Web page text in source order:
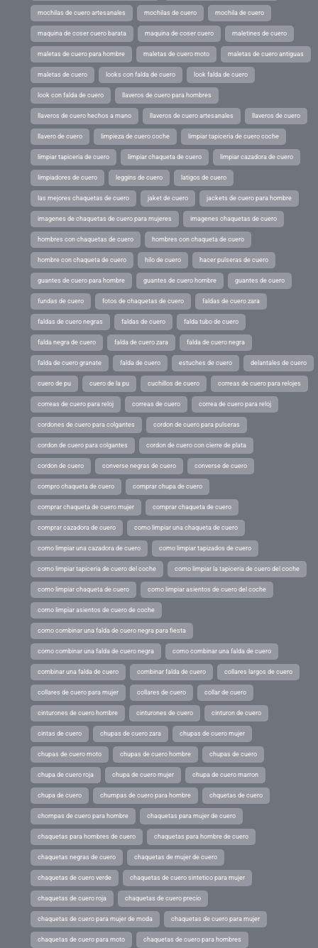
mochilas de cuero artesanales mochilas de cuero mochila de cuero
maquina de coser cuero barata maquina de coser cuero maletines de cuero
maletas de cuero para hombre maletas de cuero moto maletas de cuero antiguas
maletas de cuero looks con falda de cuero look falda de cuero
look con falda de cuero llaveros de cuero para hombres
llaveros de cuero hechos a mano llaveros de cuero artesanales llaveros de cuero
llavero de cuero limpieza de cuero coche limpiar tapiceria de cuero coche
limpiar tapiceria de cuero limpiar chaqueta de cuero limpiar cazadora de cuero
limpiadores de cuero leggins de cuero latigos de cuero
las mejores chaquetas de cuero jaket de cuero jackets de cuero para hombre
imagenes de chaquetas de cuero para mujeres imagenes chaquetas de cuero
hombres con chaquetas de cuero hombres con chaqueta de cuero
hombre con chaqueta de cuero hilo de cuero hacer pulseras de cuero
guantes de cuero para hombre guantes de cuero hombre guantes de cuero
fundas de cuero fotos de chaquetas de cuero faldas de cuero zara
faldas de cuero negras faldas de cuero falda tubo de cuero
falda negra de cuero falda de cuero zara falda de cuero negra
falda de cuero granate falda de cuero estuches de cuero delantales de cuero
cuero de pu cuero de la pu cuchillos de cuero correas de cuero para relojes
correas de cuero para reloj correas de cuero correa de cuero para reloj
cordones de cuero para colgantes cordon de cuero para pulseras
cordon de cuero para colgantes cordon de cuero con cierre de plata
cordon de cuero converse negras de cuero converse de cuero
compro chaqueta de cuero comprar chupa de cuero
comprar chaqueta de cuero mujer comprar chaqueta de cuero
comprar cazadora de cuero como limpiar una chaqueta de cuero
como limpiar una cazadora de cuero como limpiar tapizados de cuero
como limpiar tapiceria de cuero del coche como limpiar la tapiceria de cuero del coche
como limpiar chaqueta de cuero como limpiar asientos de cuero del coche
como limpiar asientos de cuero de coche
como combinar una falda de cuero negra para fiesta
como combinar una falda de cuero negra como combinar una falda de cuero
combinar una falda de cuero combinar falda de cuero collares largos de cuero
collares de cuero para mujer collares de cuero collar de cuero
cinturones de cuero hombre cinturones de cuero cinturon de cuero
cintas de cuero chupas de cuero zara chupas de cuero mujer
chupas de cuero moto chupas de cuero hombre chupas de cuero
chupa de cuero roja chupa de cuero mujer chupa de cuero marron
chupa de cuero chumpas de cuero para hombre chquetas de cuero
chompas de cuero para hombre chaquetas para mujer de cuero
chaquetas para hombres de cuero chaquetas para hombre de cuero
chaquetas negras de cuero chaquetas de mujer de cuero
chaquetas de cuero verde chaquetas de cuero sintetico para mujer
chaquetas de cuero roja chaquetas de cuero precio
chaquetas de cuero para mujer de moda chaquetas de cuero para mujer
chaquetas de cuero para moto chaquetas de cuero para hombres